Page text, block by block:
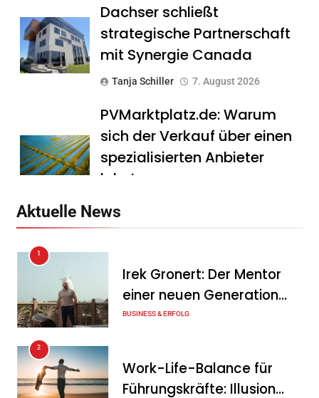
Dachser schließt
strategische Partnerschaft
mit Synergie Canada
Tanja Schiller 7. August 2026
PVMarktplatz.de: Warum
sich der Verkauf über einen
spezialisierten Anbieter
lohnt
Mitarbeitergespräch pro
Jahr nichts verändert – und
was stattdessen
Verbindlichkeit schafft
Tanja Schiller 7. August 2026
Aktuelle News
1
Irek Gronert: Der Mentor
einer neuen Generation
von Unternehmern
BUSINESS & ERFOLG
2
Work-Life-Balance für
Führungskräfte: Illusion